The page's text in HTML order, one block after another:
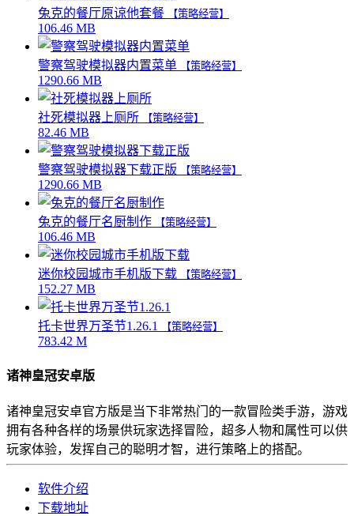
兔克的餐厅原谅他套餐 【策略经营】
106.46 MB
警察驾驶模拟器内置菜单 【策略经营】
1290.66 MB
社死模拟器上厕所 【策略经营】
82.46 MB
警察驾驶模拟器下载正版 【策略经营】
1290.66 MB
兔克的餐厅名厨制作 【策略经营】
106.46 MB
迷你校园城市手机版下载 【策略经营】
152.27 MB
托卡世界万圣节1.26.1 【策略经营】
783.42 M
诸神皇冠安卓版
诸神皇冠安卓官方版是当下非常热门的一款冒险类手游，游戏
拥有各种各样的场景供玩家选择冒险，超多人物和属性可以供
玩家体验，发挥自己的聪明才智，进行策略上的搭配。
软件介绍
下载地址